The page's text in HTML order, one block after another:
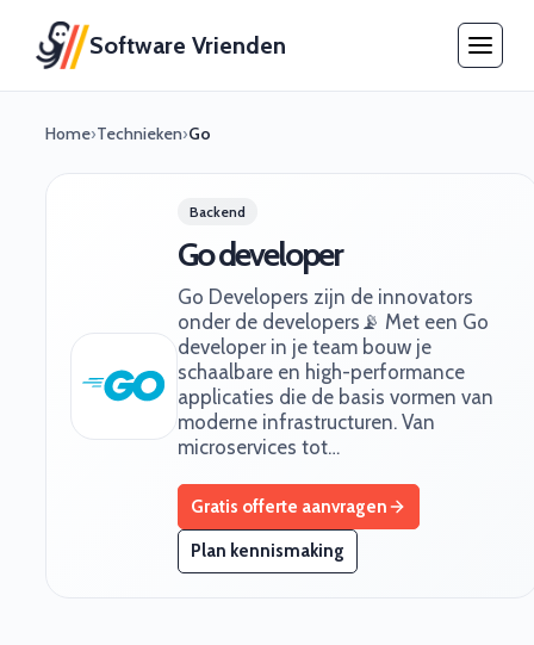
Software Vrienden
Home›Technieken›Go
Backend
Go developer
Go Developers zijn de innovators
onder de developers📡 Met een Go
developer in je team bouw je
schaalbare en high-performance
applicaties die de basis vormen van
moderne infrastructuren. Van
microservices tot…
Gratis offerte aanvragen
Plan kennismaking